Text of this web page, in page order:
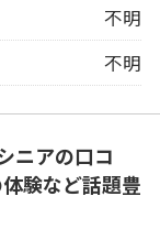
不明
不明
ニアの口コ
験など話題豊